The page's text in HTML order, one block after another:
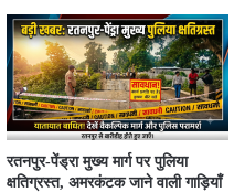
रतनपुर-पेंड्रा मुख्य मार्ग पर पुलिया
क्षतिग्रस्त, अमरकंटक जाने वाली गाड़ियाँ